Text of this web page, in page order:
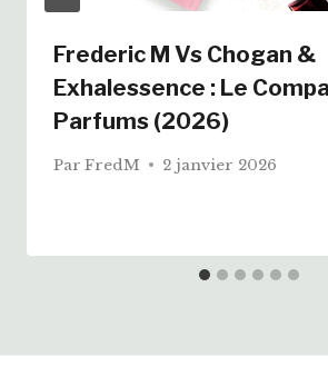
Frederic M Vs Chogan &
Exhalessence : Le
Parfums (2026)
Par FredM 2 janvier 2026